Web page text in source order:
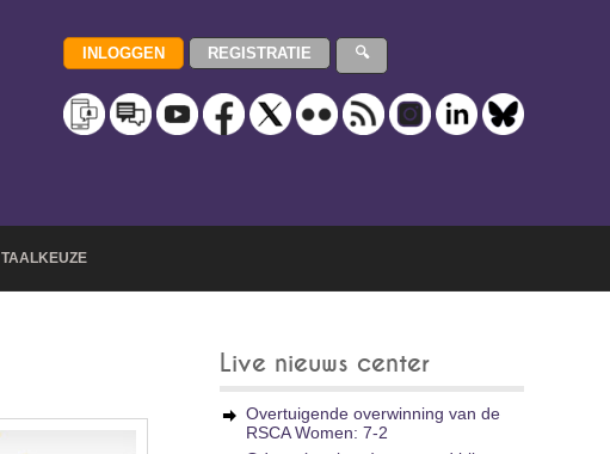
TAALKEUZE
Live nieuws center
Overtuigende overwinning van de
RSCA Women: 7-2